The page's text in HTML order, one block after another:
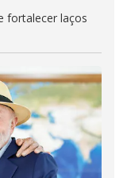
fortalecer laços